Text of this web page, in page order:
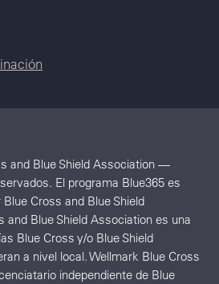
and Blue Shield Association —
El programa Blue365 es
Cross and Blue Shield
and Blue Shield Association es una
Blue Cross y/o Blue Shield
a nivel local. Wellmark Blue Cross
independiente de Blue